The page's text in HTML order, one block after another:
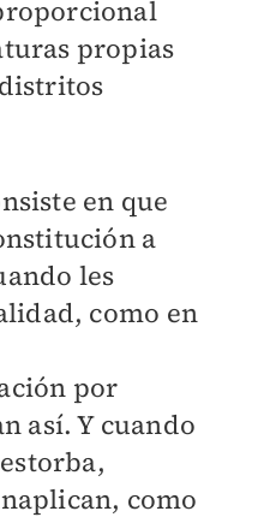
propias
en que
a
les
como en
por
así. Y cuando
como